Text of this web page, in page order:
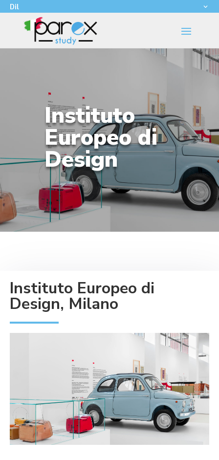
Dil
Instituto
Europeo di
Design
Instituto Europeo di
Design, Milano